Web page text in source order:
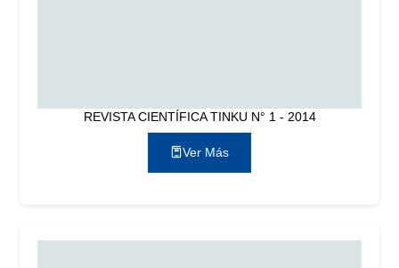
REVISTA CIENTÍFICA TINKU N° 1 - 2014
Ver Más